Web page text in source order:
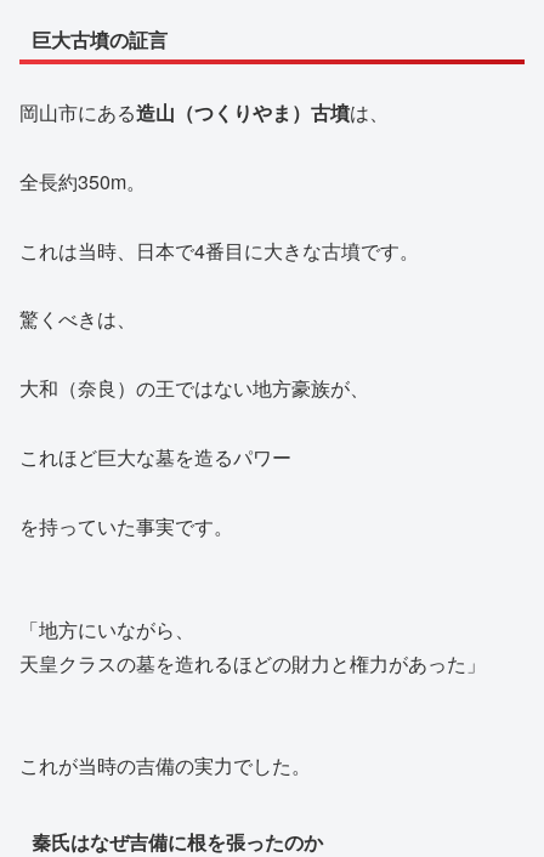
巨大古墳の証言
岡山市にある造山（つくりやま）古墳は、
全長約350m。
これは当時、日本で4番目に大きな古墳です。
驚くべきは、
大和（奈良）の王ではない地方豪族が、
これほど巨大な墓を造るパワー
を持っていた事実です。
「地方にいながら、
天皇クラスの墓を造れるほどの財力と権力があった」
これが当時の吉備の実力でした。
秦氏はなぜ吉備に根を張ったのか